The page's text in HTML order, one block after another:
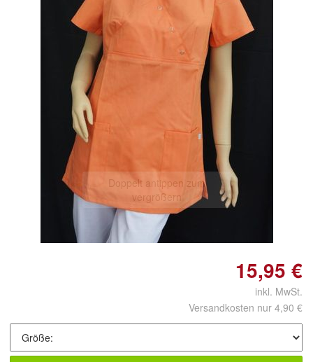
Doppelt antippen zum
vergrößern
15,95 €
inkl. MwSt.
Versandkosten nur 4,90 €